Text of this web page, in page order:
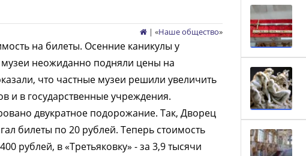
| «Наше общество»
на билеты. Осенние каникулы у
неожиданно подняли цены на
что частные музеи решили увеличить
и в государственные учреждения.
двукратное подорожание. Так, Дворец
билеты по 20 рублей. Теперь стоимость
рублей, в «Третьяковку» - за 3,9 тысячи